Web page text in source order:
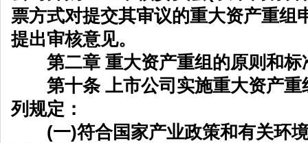
票方式对提交其审议的重大资产重组
提出审核意见。
第二章 重大资产重组的原则和标
第十条 上市公司实施重大资产重
列规定：
(一)符合国家产业政策和有关环境